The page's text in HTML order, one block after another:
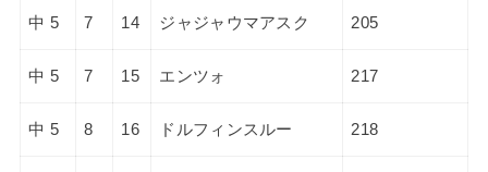
中 5 7 14 ジャジャウマアスク 205
中 5 7 15 エンツォ 217
中 5 8 16 ドルフィンスルー 218